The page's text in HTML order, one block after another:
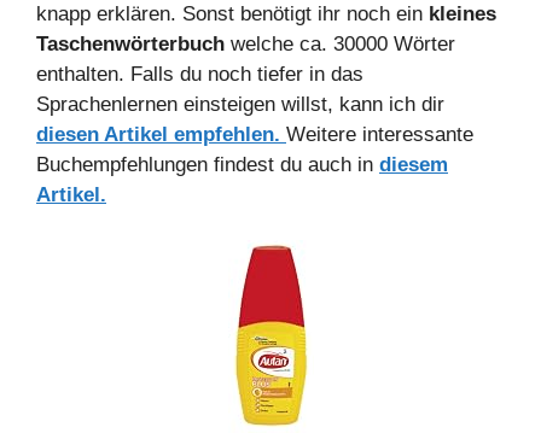
knapp erklären. Sonst benötigt ihr noch ein kleines
Taschenwörterbuch welche ca. 30000 Wörter
enthalten. Falls du noch tiefer in das
Sprachenlernen einsteigen willst, kann ich dir
diesen Artikel empfehlen. Weitere interessante
Buchempfehlungen findest du auch in diesem
Artikel.